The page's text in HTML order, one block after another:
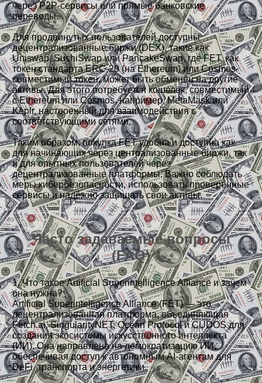
через P2P-сервисы или прямые банковские
переводы.
Для продвинутых пользователей доступны
децентрализованные биржи (DEX), такие как
Uniswap, SushiSwap или PancakeSwap, где FET, как
токен стандарта ERC-20 (на Ethereum) или Cosmos-
совместимый токен, может быть обменён на другие
активы. Для этого потребуется кошелёк, совместимый
с Ethereum или Cosmos, например, MetaMask или
Keplr, настроенный для взаимодействия с
соответствующими сетями.
Таким образом, покупка FET удобна и доступна как
для начинающих через централизованные биржи, так
и для опытных пользователей через
децентрализованные платформы. Важно соблюдать
меры кибербезопасности, использовать проверенные
сервисы и надёжно защищать свои активы.
Часто задаваемые вопросы
(FAQ)
1. Что такое Artificial Superintelligence Alliance и зачем
она нужна?
Artificial Superintelligence Alliance (FET) — это
децентрализованная платформа, объединяющая
Fetch.ai, SingularityNET, Ocean Protocol и CUDOS для
создания экосистемы искусственного интеллекта
(ИИ). Она направлена на демократизацию ИИ,
обеспечивая доступ к автономным AI-агентам для
DeFi, транспорта и энергетики.